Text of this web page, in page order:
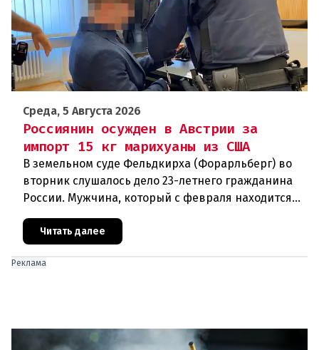
Среда, 5 Августа 2026
Россиянин осужден в Австрии за
импорт 15 кг марихуаны из США
В земельном суде Фельдкирха (Форарльберг) во
вторник слушалось дело 23-летнего гражданина
России. Мужчина, который с февраля находится
под стражей, обвинялся в том, что на протяжении
полугода организо
Читать далее
Реклама